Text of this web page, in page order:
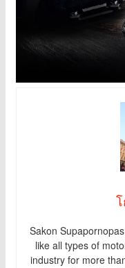
Sakon
like all types of
industry for more